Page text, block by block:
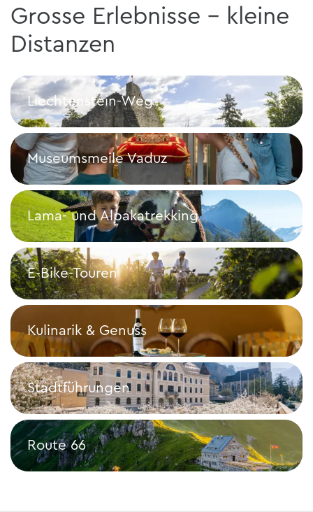
Grosse Erlebnisse - kleine
Distanzen
Liechtenstein-Weg
Liechtenstein-Weg
Museumsmeile Vaduz
Museumsmeile Vaduz
Lama- und Alpakatrekking
Lama- und Alpakatrekking
E-Bike-Touren
E-Bike-Touren
Kulinarik & Genuss
Kulinarik & Genuss
Stadtführungen
Stadtführungen
Route 66
Route 66